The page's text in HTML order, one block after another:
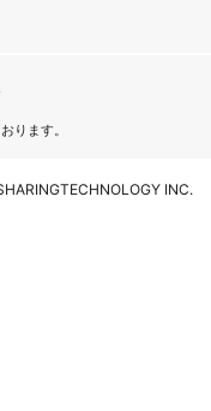
ります。
INC.